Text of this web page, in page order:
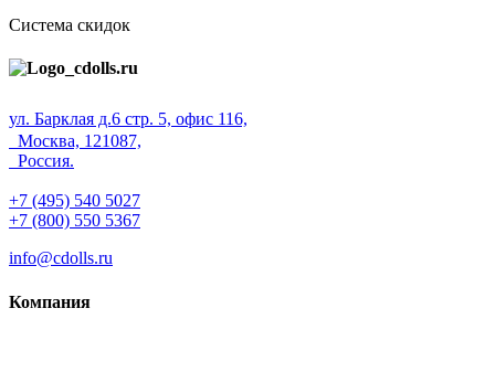
Система скидок
ул. Барклая д.6 стр. 5, офис 116,
Москва, 121087,
Россия.
+7 (495) 540 5027
+7 (800) 550 5367
info@cdolls.ru
Компания